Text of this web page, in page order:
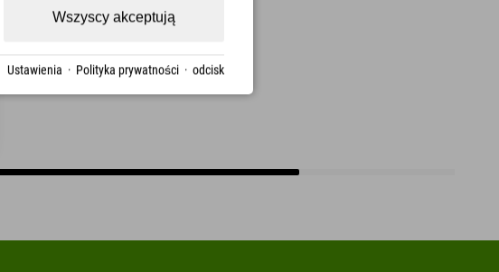
Wszyscy akceptują
Ustawienia · Polityka prywatności · odcisk